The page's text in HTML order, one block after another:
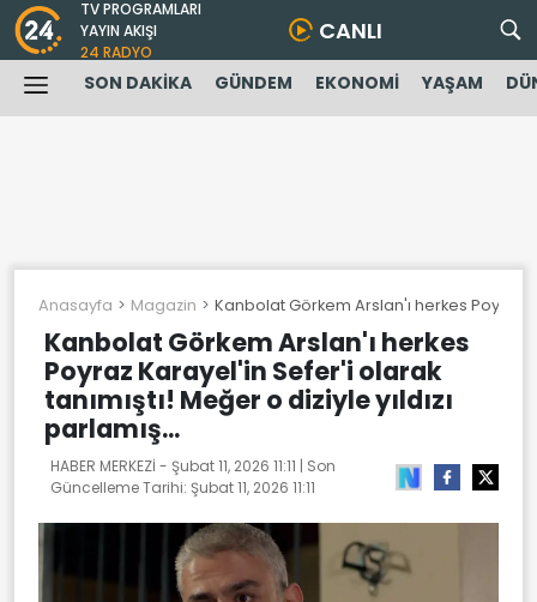
TV PROGRAMLARI
YAYIN AKIŞI
24 RADYO
CANLI
SON DAKİKA GÜNDEM EKONOMİ YAŞAM
Anasayfa Magazin Kanbolat Görkem Arslan'ı herkes Poyraz
Kanbolat Görkem Arslan'ı herkes
Poyraz Karayel'in Sefer'i olarak
tanımıştı! Meğer o diziyle yıldızı
parlamış...
HABER MERKEZİ - Şubat 11, 2026 11:11 | Son
Güncelleme Tarihi: Şubat 11, 2026 11:11